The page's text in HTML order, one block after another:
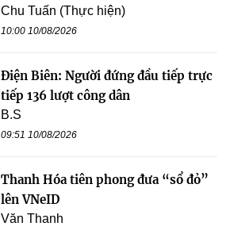
Chu Tuấn (Thực hiện)
10:00 10/08/2026
Điện Biên: Người đứng đầu tiếp trực
tiếp 136 lượt công dân
B.S
09:51 10/08/2026
Thanh Hóa tiên phong đưa “sổ đỏ”
lên VNeID
Văn Thanh